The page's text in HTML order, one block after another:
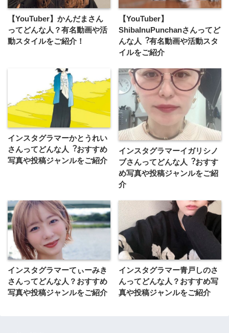
【YouTuber】かんだまさん
ってどんな人？有名動画や活
動スタイルをご紹介！
【YouTuber】
ShibaInuPunchanさんってど
んな⼈︖有名動画や活動スタ
イルをご紹介
インスタグラマーかとうれい
さんってどんな⼈︖おすすめ
写真や投稿ジャンルをご紹介
インスタグラマーイガリシノ
ブさんってどんな⼈︖おすす
め写真や投稿ジャンルをご紹
介
インスタグラマーてぃーみき
さんってどんな⼈？おすすめ
写真や投稿ジャンルをご紹介
インスタグラマー青戸しのさ
んってどんな⼈？おすすめ写
真や投稿ジャンルをご紹介